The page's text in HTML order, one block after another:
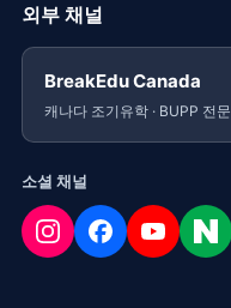
외부 채널
BreakEdu Canada
캐나다 조기유학 · BUPP 전문
소셜 채널